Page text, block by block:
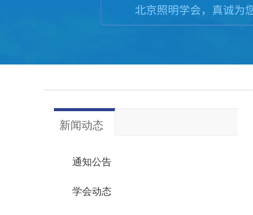
北京照明学会，真诚为
新闻动态
通知公告
学会动态